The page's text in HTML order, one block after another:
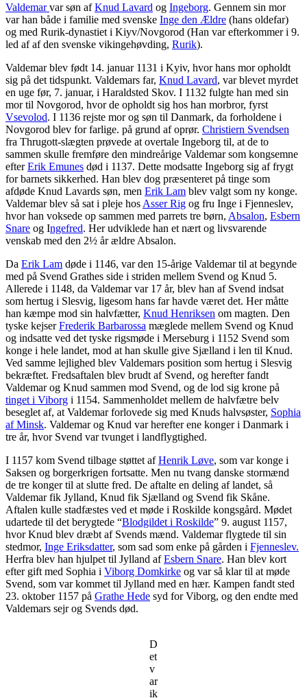
Valdemarvar søn afKnud Lavard og Ingeborg. Gennem sin mor
var han både i familie med svenske Inge den Ældre (hans oldefar)
og med Rurik-dynastiet i Kiyv/Novgorod (Han var efterkommer i 9.
led af af den svenske vikingehøvding, Rurik).
Valdemar blev født 14. januar 1131 i Kyiv, hvor hans mor opholdt
sig på det tidspunkt. Valdemars far, Knud Lavard, var blevet myrdet
en uge før, 7. januar, i Haraldsted Skov. I 1132 fulgte han med sin
mor til Novgorod, hvor de opholdt sig hos han morbror, fyrst
Vsevolod. I 1136 rejste mor og søn til Danmark, da forholdene i
Novgorod blev for farlige. på grund af oprør. Christiern Svendsen
fra Thrugott-slægten prøvede at overtale Ingeborg til, at de to
sammen skulle fremføre den mindreårige Valdemar som kongsemne
efterErik Emunes død i 1137. Dette modsatte Ingeborg sig af frygt
for barnets sikkerhed. Han blev dog præsenteret på tinge som
afdøde Knud Lavards søn, men Erik Lam blev valgt som ny konge.
Valdemar blev så sat i pleje hos Asser Rig og fru Inge i Fjenneslev,
hvor han voksede op sammen med parrets tre børn, Absalon, Esbern
Snare og Ingefred. Her udviklede han et nært og livsvarende
venskab med den 2½ år ældre Absalon.
Da Erik Lam døde i 1146, var den 15-årige Valdemar til at begynde
med på Svend Grathes side i striden mellem Svend og Knud 5.
Allerede i 1148, da Valdemar var 17 år, blev han af Svend indsat
som hertug i Slesvig, ligesom hans far havde været det. Her måtte
han kæmpe mod sin halvfætter, Knud Henriksen om magten. Den
tyske kejserFrederik Barbarossa mæglede mellem Svend og Knud
og indsatte ved det tyske rigsmøde i Merseburg i 1152 Svend som
konge i hele landet, mod at han skulle give Sjælland i len til Knud.
Ved samme lejlighed blev Valdemars position som hertug i Slesvig
bekræftet. Fredsaftalen blev brudt af Svend, og herefter fandt
Valdemar og Knud sammen mod Svend, og de lod sig krone på
tinget i Viborg i 1154. Sammenholdet mellem de halvfætre belv
beseglet af, at Valdemar forlovede sig med Knuds halvsøster, Sophia
af Minsk. Valdemar og Knud var herefter ene konger i Danmark i
tre år, hvor Svend var tvunget i landflygtighed.
I 1157 kom Svend tilbage støttet afHenrik Løve, som var konge i
Saksen og borgerkrigen fortsatte. Men nu tvang danske stormænd
de tre konger til at slutte fred. De aftalte en deling af landet, så
Valdemar fik Jylland, Knud fik Sjælland og Svend fik Skåne.
Aftalen kulle stadfæstes ved et møde i Roskilde kongsgård. Mødet
udartede til det berygtede “Blodgildet i Roskilde” 9. august 1157,
hvor Knud blev dræbt af Svends mænd. Valdemar flygtede til sin
stedmor, Inge Eriksdatter, som sad som enke på gården i Fjenneslev.
Herfra blev han hjulpet til Jylland afEsbern Snare. Han blev kort
efter gift med Sophia i Viborg Domkirke og var så klar til at møde
Svend, som var kommet til Jylland med en hær. Kampen fandt sted
23. oktober 1157 på Grathe Hede syd for Viborg, og den endte med
Valdemars sejr og Svends død.
D
et
v
ar
ik